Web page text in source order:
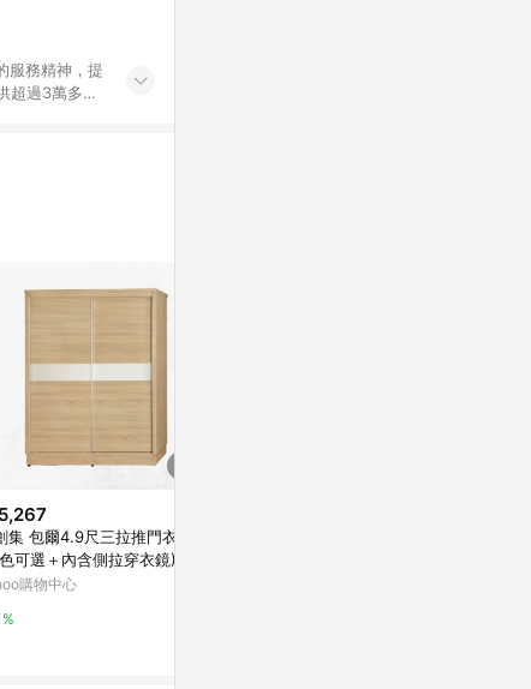
服務精神，提
超過3萬多種
帳流程
集 包爾4.9尺三拉推門衣櫃
可選＋內含側拉穿衣鏡)-14
免組
購物中心